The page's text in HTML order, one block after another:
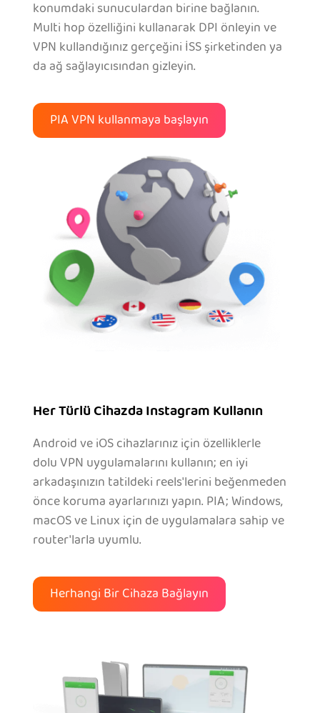
konumdaki sunuculardan birine bağlanın.
Multi hop özelliğini kullanarak DPI önleyin ve
VPN kullandığınız gerçeğini İSS şirketinden ya
da ağ sağlayıcısından gizleyin.
PIA VPN kullanmaya başlayın
Her Türlü Cihazda Instagram Kullanın
Android ve iOS cihazlarınız için özelliklerle
dolu VPN uygulamalarını kullanın; en iyi
arkadaşınızın tatildeki reels'lerini beğenmeden
önce koruma ayarlarınızı yapın. PIA; Windows,
macOS ve Linux için de uygulamalara sahip ve
router'larla uyumlu.
Herhangi Bir Cihaza Bağlayın